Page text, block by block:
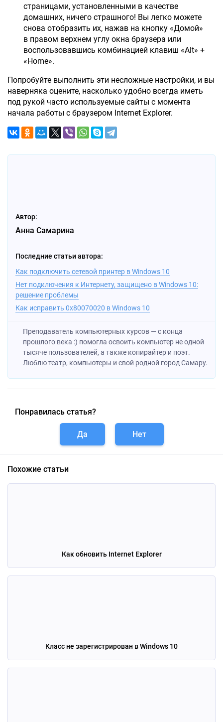
страницами, установленными в качестве
домашних, ничего страшного! Вы легко можете
снова отобразить их, нажав на кнопку «Домой»
в правом верхнем углу окна браузера или
воспользовавшись комбинацией клавиш «Alt» +
«Home».
Попробуйте выполнить эти несложные настройки, и вы
наверняка оцените, насколько удобно всегда иметь
под рукой часто используемые сайты с момента
начала работы с браузером Internet Explorer.
Автор:
Анна Самарина
Последние статьи автора:
Как подключить сетевой принтер в Windows 10
Нет подключения к Интернету, защищено в Windows 10:
решение проблемы
Как исправить 0x80070020 в Windows 10
Преподаватель компьютерных курсов — с конца
прошлого века :) помогла освоить компьютер не одной
тысяче пользователей, а также копирайтер и поэт.
Люблю театр, компьютеры и свой родной город Самару.
Понравилась статья?
Да Нет
Похожие статьи
Как обновить Internet Explorer
Класс не зарегистрирован в Windows 10